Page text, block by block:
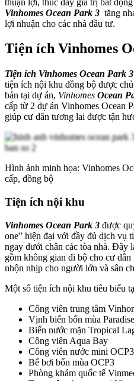
Vinhomes Ocean Park 3 tăng
lợi nhuận cho các nhà đầu tư.
Tiện ích Vinhomes
Tiện ích Vinhomes Ocean Park 3
tiện ích nội khu đồng bộ được
bản tại dự án, Vinhomes Ocean
cấp từ 2 dự án Vinhomes Ocean
giúp cư dân tương lai được tận
Hình ảnh minh họa: Vinhomes
cấp, đồng bộ
Tiện ích nội khu
Vinhomes Ocean Park 3 được
one” hiện đại với đầy đủ dịch vụ
ngay dưới chân các tòa nhà. Đây
gồm không gian đi bộ cho cư dân
nhộn nhịp cho người lớn và sân
Một số tiện ích nội khu tiêu biểu
Công viên trung tâm
Vịnh biển bốn mùa
Biển nước mặn Tropical
Công viên Aqua Bay
Công viên nước mini OCP3
Bể bơi bốn mùa OCP3
Phòng khám quốc tế